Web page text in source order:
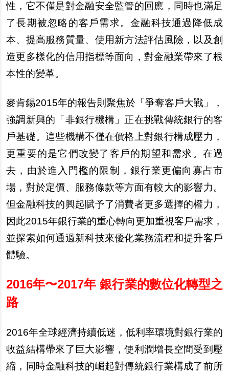
性，它不僅是對金融安全監管的回應，同時也滿足
了長期被忽略的客戶需求。金融科技通過降低成
本、提高服務質量、使用新方法評估風險，以及創
造更多樣化的信用指標等面向，對金融業帶來了根
本性的變革。
麥肯錫2015年的報告則聚焦於「爭奪客戶大戰」，
強調新興的「非銀行機構」正在挑戰傳統銀行的客
戶基礎。這些機構不僅在價格上對銀行構成壓力，
更重要的是它們改變了客戶的期望和需求。在過
去，由於進入門檻的限制，銀行業更偏向寡占市
場，對於定價、服務條款等方面有較大的影響力。
但金融科技的興起賦予了消費者更多選擇的權力，
因此2015年銀行業的重心轉向更加重視客戶需求，
並探索如何通過新科技來優化業務流程和提升客戶
體驗。
2016年〜2017年 銀行業的數位化轉型之
路
2016年全球經濟持續低迷，低利率環境對銀行業的
收益結構帶來了巨大影響，使利潤增長空間受到壓
縮，同時金融科技的崛起對傳統銀行業構成了前所